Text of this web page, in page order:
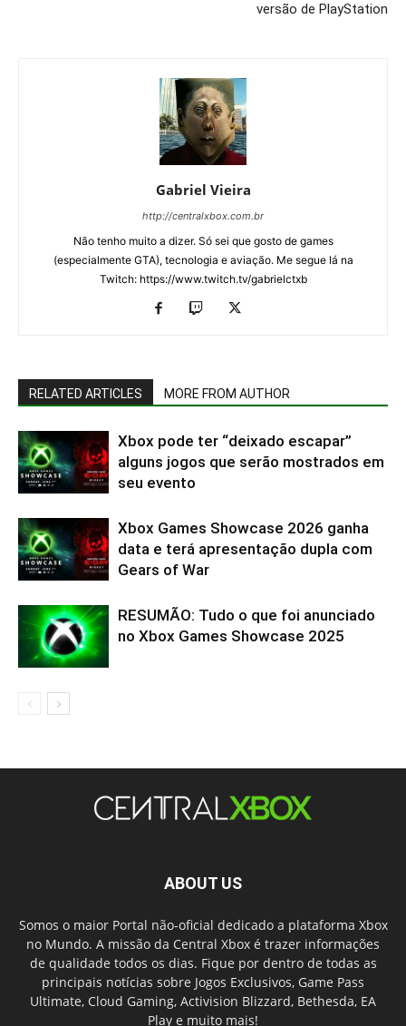
versão de PlayStation
Gabriel Vieira
http://centralxbox.com.br
Não tenho muito a dizer. Só sei que gosto de games
(especialmente GTA), tecnologia e aviação. Me segue lá na
Twitch: https://www.twitch.tv/gabrielctxb
RELATED ARTICLES MORE FROM AUTHOR
Xbox pode ter “deixado escapar”
alguns jogos que serão mostrados em
seu evento
Xbox Games Showcase 2026 ganha
data e terá apresentação dupla com
Gears of War
RESUMÃO: Tudo o que foi anunciado
no Xbox Games Showcase 2025
ABOUT US
Somos o maior Portal não-oficial dedicado a plataforma Xbox
no Mundo. A missão da Central Xbox é trazer informações
de qualidade todos os dias. Fique por dentro de todas as
principais notícias sobre Jogos Exclusivos, Game Pass
Ultimate, Cloud Gaming, Activision Blizzard, Bethesda, EA
Play e muito mais!